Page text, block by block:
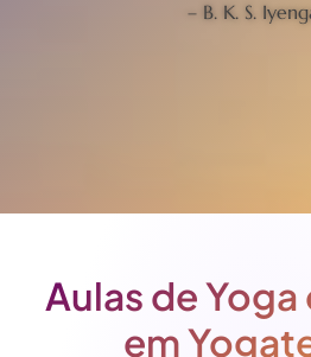
– B. K. S.
Aulas de
em